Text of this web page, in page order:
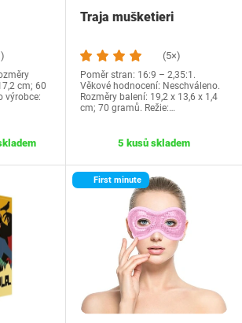
cm; 60
výrobce:
Traja mušketieri
(5×)
Poměr stran: 16:9 – 2,35:1.
Věkové hodnocení: Neschváleno.
Rozměry balení: 19,2 x 13,6 x 1,4
cm; 70 gramů. Režie:…
5 kusů skladem
First minute